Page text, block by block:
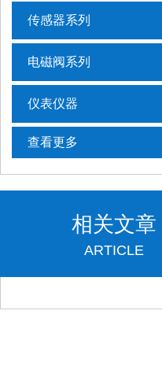
传感器系列
电磁阀系列
仪表仪器
查看更多
相关文章
ARTICLE